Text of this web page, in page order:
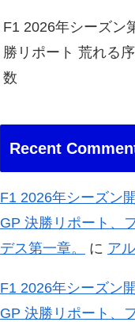
F1 2026年シーズン
勝リポート 荒れる
数
Recent
F1 2026年シーズン
GP 決勝リポート、
デス第一章。
に ア
F1 2026年シーズン
GP 決勝リポート、